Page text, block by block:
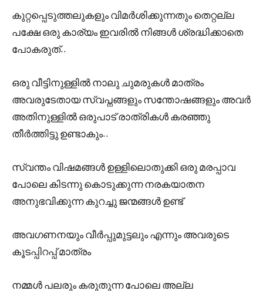
കുറ്റപ്പെടുത്തലുകളും വിമർശിക്കുന്നതും തെറ്റല്ല
പക്ഷേ ഒരു കാര്യം ഇവരിൽ നിങ്ങൾ ശ്രദ്ധിക്കാതെ
പോകരുത്..
ഒരു വീട്ടിനുള്ളിൽ നാലു ചുമരുകൾ മാത്രം
അവരുടേതായ സ്വപ്നങ്ങളും സന്തോഷങ്ങളും അവർ
അതിനുള്ളിൽ ഒരുപാട് രാത്രികൾ കരഞ്ഞു
തീർത്തിട്ടു ഉണ്ടാകും..
സ്വന്തം വിഷമങ്ങൾ ഉള്ളിലൊതുക്കി ഒരു മരപ്പാവ
പോലെ കിടന്നു കൊടുക്കുന്ന നരകയാതന
അനുഭവിക്കുന്ന കുറച്ചു ജന്മങ്ങൾ ഉണ്ട്
അവഗണനയും വീർപ്പുമുട്ടലും എന്നും അവരുടെ
കൂടപ്പിറപ്പ് മാത്രം
നമ്മൾ പലരും കരുതുന്ന പോലെ അല്ല